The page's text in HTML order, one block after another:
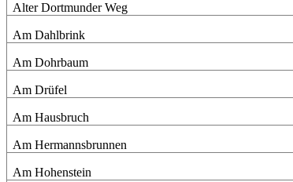
Alter Dortmunder Weg
Am Dahlbrink
Am Dohrbaum
Am Drüfel
Am Hausbruch
Am Hermannsbrunnen
Am Hohenstein